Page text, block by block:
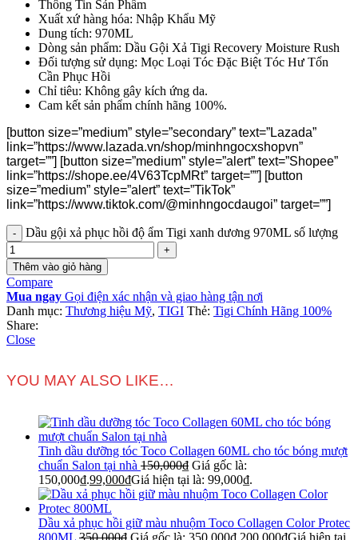
Thông Tin Sản Phẩm
Xuất xứ hàng hóa: Nhập Khẩu Mỹ
Dung tích: 970ML
Dòng sản phẩm: Dầu Gội Xả Tigi Recovery Moisture Rush
Đối tượng sử dụng: Mọc Loại Tóc Đặc Biệt Tóc Hư Tổn
Cần Phục Hồi
Chỉ tiêu: Không gây kích ứng da.
Cam kết sản phẩm chính hãng 100%.
[button size=”medium” style=”secondary” text=”Lazada”
link=”https://www.lazada.vn/shop/minhngocxshopvn”
target=””] [button size=”medium” style=”alert” text=”Shopee”
link=”https://shope.ee/4V63TcpMRt” target=””] [button
size=”medium” style=”alert” text=”TikTok”
link=”https://www.tiktok.com/@minhngocdaugoi” target=””]
Dầu gội xả phục hồi độ ẩm Tigi xanh dương 970ML số lượng
Thêm vào giỏ hàng
Compare
Mua ngay Gọi điện xác nhận và giao hàng tận nơi
Danh mục: Thương hiệu Mỹ, TIGI Thẻ: Tigi Chính Hãng 100%
Share:
Close
YOU MAY ALSO LIKE…
Tinh dầu dưỡng tóc Toco Collagen 60ML cho tóc bóng mượt
chuẩn Salon tại nhà 150,000₫ Giá gốc là:
150,000₫.99,000₫Giá hiện tại là: 99,000₫.
Dầu xả phục hồi giữ màu nhuộm Toco Collagen Color Protec
800ML 350,000₫ Giá gốc là: 350,000₫. 200,000₫Giá hiện tại